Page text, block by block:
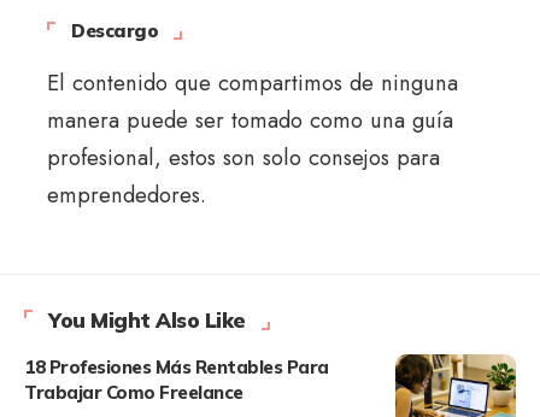
Descargo
El contenido que compartimos de ninguna
manera puede ser tomado como una guía
profesional, estos son solo consejos para
emprendedores.
You Might Also Like
18 Profesiones Más Rentables Para
Trabajar Como Freelance